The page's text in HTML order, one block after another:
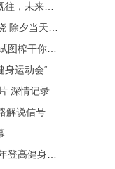
未来可期
上演巅峰之
仅剩的一点
会“少林太祖
录里皮在中国
开启亚洲杯直
身大会举行